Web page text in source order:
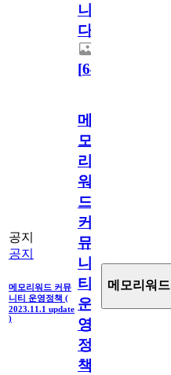
니
다.
[64
공지
공지
메모리워드 커뮤
니티 운영정책 (
2023.11.1 update
)
메
모
리
워
드
커
뮤
니
티
운
영
정
책
메모리워드